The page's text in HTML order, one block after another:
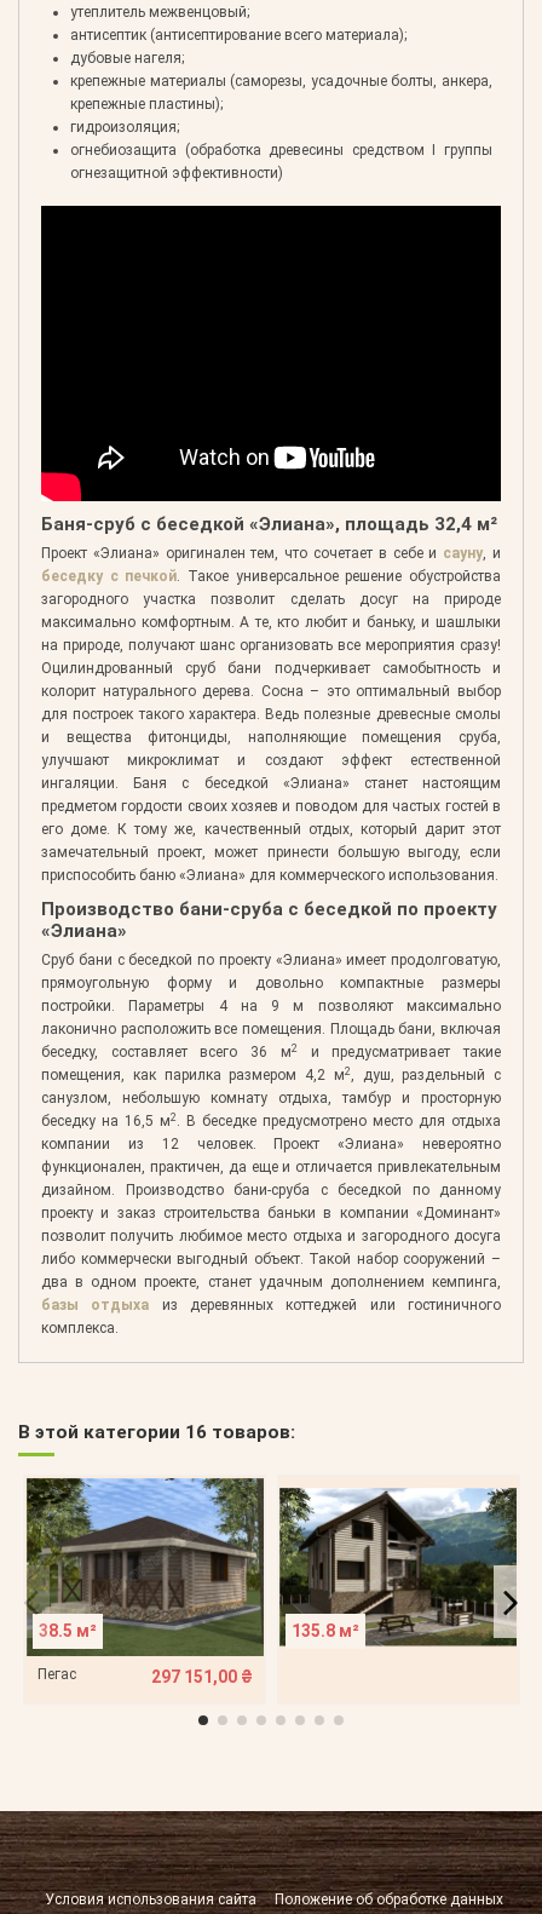
утеплитель межвенцовый;
антисептик (антисептирование всего материала);
дубовые нагеля;
крепежные материалы (саморезы, усадочные болты, анкера,
крепежные пластины);
гидроизоляция;
огнебиозащита (обработка древесины средством I группы
огнезащитной эффективности)
Баня-сруб с беседкой «Элиана», площадь 32,4 м²
Проект «Элиана» оригинален тем, что сочетает в себе и сауну , и
беседку с печкой . Такое универсальное решение обустройства
загородного участка позволит сделать досуг на природе
максимально комфортным. А те, кто любит и баньку, и шашлыки
на природе, получают шанс организовать все мероприятия сразу!
Оцилиндрованный сруб бани подчеркивает самобытность и
колорит натурального дерева. Сосна – это оптимальный выбор
для построек такого характера. Ведь полезные древесные смолы
и вещества фитонциды, наполняющие помещения сруба,
улучшают микроклимат и создают эффект естественной
ингаляции. Баня с беседкой «Элиана» станет настоящим
предметом гордости своих хозяев и поводом для частых гостей в
его доме. К тому же, качественный отдых, который дарит этот
замечательный проект, может принести большую выгоду, если
приспособить баню «Элиана» для коммерческого использования.
Производство бани-сруба с беседкой по проекту
«Элиана»
Сруб бани с беседкой по проекту «Элиана» имеет продолговатую,
прямоугольную форму и довольно компактные размеры
постройки. Параметры 4 на 9 м позволяют максимально
лаконично расположить все помещения. Площадь бани, включая
беседку, составляет всего 36 м2и предусматривает такие
помещения, как парилка размером 4,2 м2, душ, раздельный с
санузлом, небольшую комнату отдыха, тамбур и просторную
беседку на 16,5 м2 . В беседке предусмотрено место для отдыха
компании из 12 человек. Проект «Элиана» невероятно
функционален, практичен, да еще и отличается привлекательным
дизайном. Производство бани-сруба с беседкой по данному
проекту и заказ строительства баньки в компании «Доминант»
позволит получить любимое место отдыха и загородного досуга
либо коммерчески выгодный объект. Такой набор сооружений –
два в одном проекте, станет удачным дополнением кемпинга,
базы отдыха из деревянных коттеджей или гостиничного
комплекса.
В этой категории 16 товаров:
38.5 м²
Пегас 297 151,00 ₴
135.8 м²
Условия использования сайта Положение об обработке данных